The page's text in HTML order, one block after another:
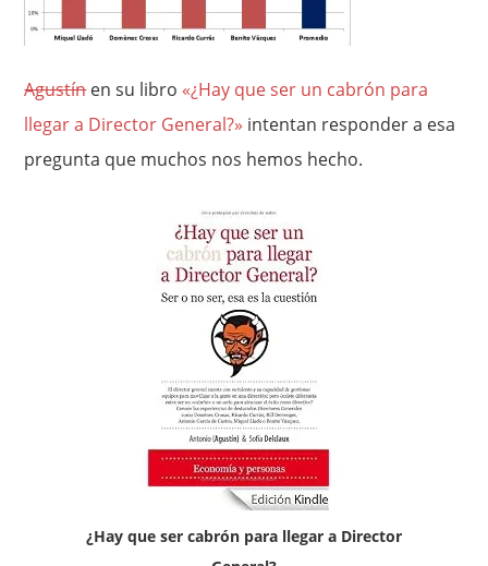
Agustínen su libro «¿Hay que ser un cabrón para
llegar a Director General?» intentan responder a esa
pregunta que muchos nos hemos hecho.
¿Hay que ser cabrón para llegar a Director